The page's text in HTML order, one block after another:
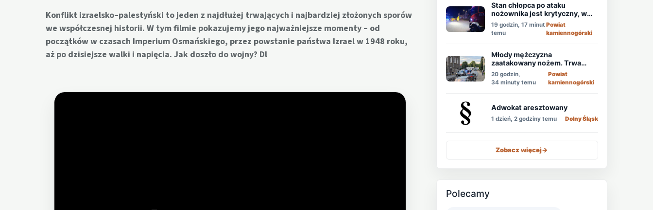
Konflikt izraelsko–palestyński to jeden z najdłużej trwających i najbardziej złożonych sporów
we współczesnej historii. W tym filmie pokazujemy jego najważniejsze momenty – od
początków w czasach Imperium Osmańskiego, przez powstanie państwa Izrael w 1948 roku,
aż po dzisiejsze walki i napięcia. Jak doszło do wojny? Dl
Stan chłopca po ataku
nożownika jest krytyczny, w
akcji śmigłowiec LPR!
19 godzin, 17 minut
temu
Powiat
kamiennogórski
Młody mężczyzna
zaatakowany nożem. Trwa
obława!
20 godzin,
34 minuty temu
Powiat
kamiennogórski
Adwokat aresztowany
1 dzień, 2 godziny temu Dolny Śląsk
Zobacz więcej->
Polecamy